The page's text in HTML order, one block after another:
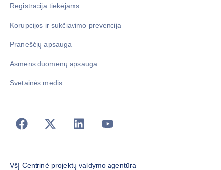
Registracija tiekėjams
Korupcijos ir sukčiavimo prevencija
Pranešėjų apsauga
Asmens duomenų apsauga
Svetainės medis
VšĮ Centrinė projektų valdymo agentūra